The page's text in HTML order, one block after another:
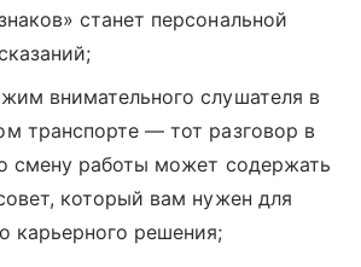
станет персональной
внимательного слушателя в
транспорте — тот разговор в
смену работы может содержать
который вам нужен для
карьерного решения;